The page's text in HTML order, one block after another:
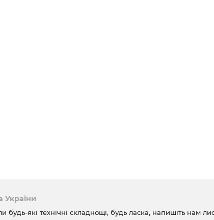
України
будь-які технічні складнощі, будь ласка, напишіть нам